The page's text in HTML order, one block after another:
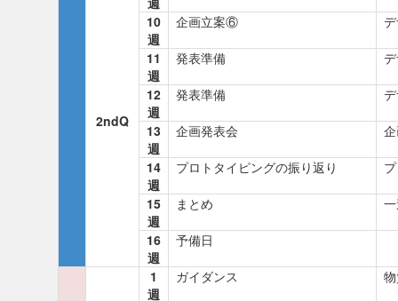
2ndQ
10
週
企画立案⑥
11
週
発表準備
12
週
発表準備
13
週
企画発表会
14
週
プロトタイピングの振り返り
15
週
まとめ
16
週
予備日
1
週
ガイダンス